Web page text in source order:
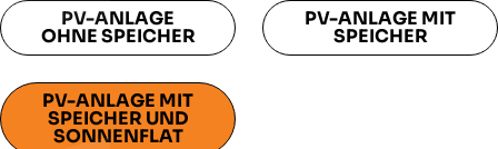
PV-ANLAGE
OHNE SPEICHER
PV-ANLAGE MIT
SPEICHER
PV-ANLAGE MIT
SPEICHER UND
SONNENFLAT